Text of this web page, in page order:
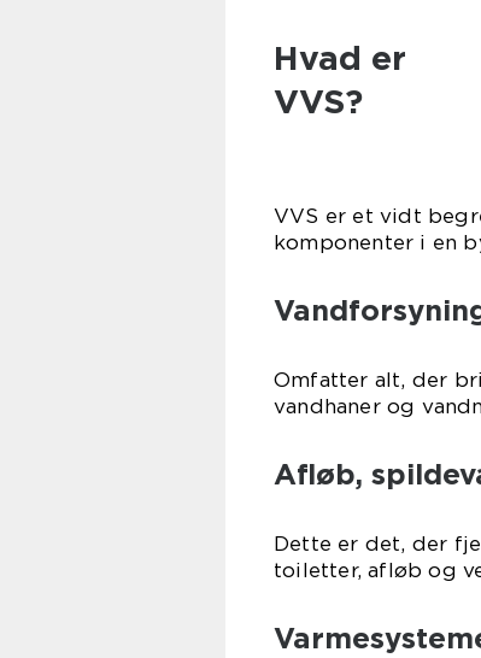
Hvad er
VVS?
VVS er et vidt
komponenter i en
Omfatter alt, der
vandhaner og
Afløb,
Dette er det, der
toiletter, afløb og